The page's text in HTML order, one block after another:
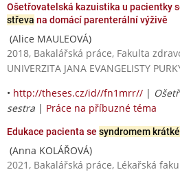
Ošetřovatelská kazuistika u pacientky
střeva na domácí parenterální výživě
(Alice MAULEOVÁ)
2018, Bakalářská práce, Fakulta
UNIVERZITA JANA EVANGELISTY
• http://theses.cz/id//fn1mrr// |
sestra | Práce na příbuzné téma
Edukace pacienta se syndromem
(Anna KOLÁŘOVÁ)
2021, Bakalářská práce, Lékařská